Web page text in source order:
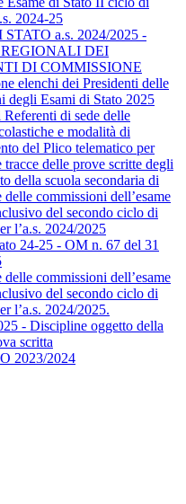
2024-25
a.s. 2024/2025 -
DEI
DI COMMISSIONE
elenchi dei Presidenti delle
degli Esami di Stato 2025
di sede delle
e modalità di
del Plico telematico per
tracce delle prove scritte degli
della scuola secondaria di
delle commissioni dell’esame
del secondo ciclo di
l’a.s. 2024/2025
24-25 - OM n. 67 del 31
delle commissioni dell’esame
del secondo ciclo di
l’a.s. 2024/2025.
- Discipline oggetto della
scritta
2023/2024